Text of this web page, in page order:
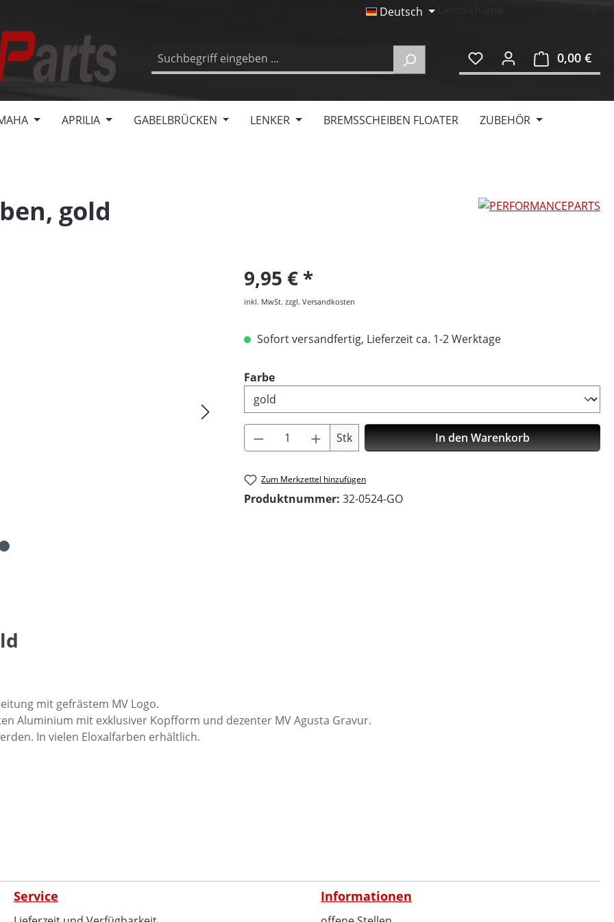
Deutsch
0,00 €
APRILIA GABELBRÜCKEN LENKER BREMSSCHEIBEN FLOATER ZUBEHÖR
gold
9,95 €
inkl. MwSt. zzgl. Versandkosten
Sofort versandfertig, Lieferzeit ca. 1-2 Werktage
Farbeauswählen
Produkt Anzahl: Gib den gewünschten Wert
Stk In den Warenkorb
Zum Merkzettel hinzufügen
Produktnummer: 32-0524-GO
mit gefrästem MV Logo.
Aluminium mit exklusiver Kopfform und dezenter MV Agusta Gravur.
In vielen Eloxalfarben erhältlich.
Service Informationen